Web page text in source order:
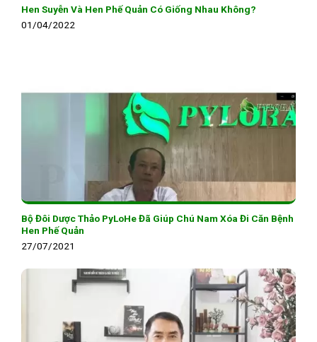
Hen Suyễn Và Hen Phế Quản Có Giống Nhau Không?
01/04/2022
Bộ Đôi Dược Thảo PyLoHe Đã Giúp Chú Nam Xóa Đi Căn Bệnh
Hen Phế Quản
27/07/2021